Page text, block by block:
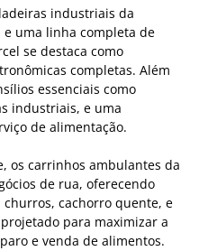
industriais da
uma linha completa de
se destaca como
completas. Além
essenciais como
industriais, e uma
de alimentação.
os carrinhos ambulantes da
de rua, oferecendo
churros, cachorro quente, e
para maximizar a
e venda de alimentos.